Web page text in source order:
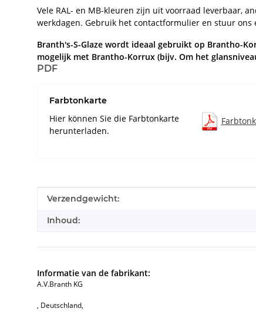
Vele RAL- en MB-kleuren zijn uit voorraad leverbaar,
werkdagen. Gebruik het contactformulier en stuur ons
Branth's-S-Glaze wordt ideaal gebruikt op Brantho-
mogelijk met Brantho-Korrux (bijv. Om het
PDF
Farbtonkarte
Hier können Sie die Farbtonkarte
herunterladen.
#productDetails.itemInformation#
#productDetails.itemValue#
Verzendgewicht:
Inhoud:
Informatie van de fabrikant:
A.V.Branth KG
, Deutschland,